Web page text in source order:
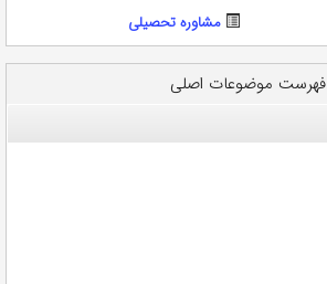
مشاوره تحصيلی
فهرست موضوعات اصلی